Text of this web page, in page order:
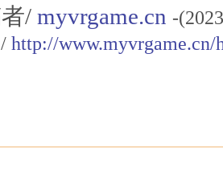
/ myvrgame.cn -
http://www.myvrgame.cn/